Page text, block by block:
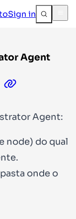
Sign in
Agent
Agent:
node) do qual
onde o